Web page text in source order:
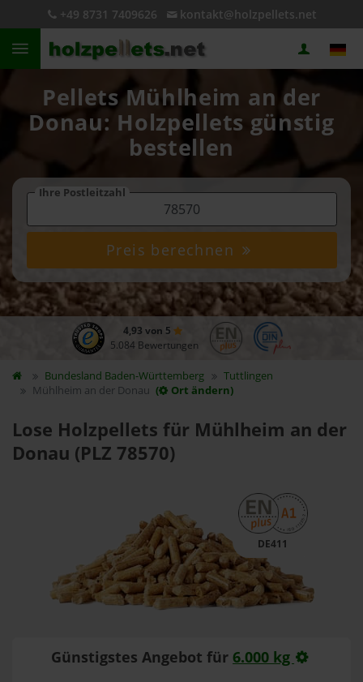
+49 8731 7409626 kontakt@holzpellets.net
Pellets Mühlheim an der
Donau: Holzpellets günstig
bestellen
Ihre Postleitzahl
Preis berechnen
4,93 von 5
5.084 Bewertungen
Bundesland Baden-Württemberg
Tuttlingen
Mühlheim an der Donau ( Ort ändern)
Lose Holzpellets für Mühlheim an der
Donau (PLZ 78570)
DE411
Günstigstes Angebot für 6.000 kg